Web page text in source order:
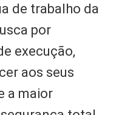
de trabalho da
por
execução,
aos seus
a maior